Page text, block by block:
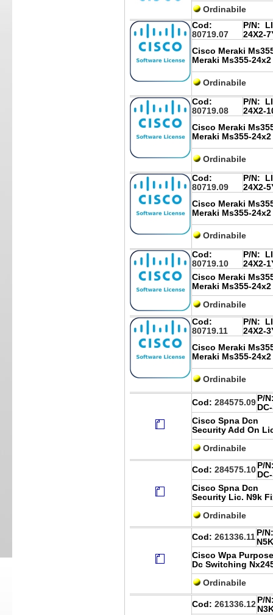
Ordinabile
Cod:
80719.07
P/N:
24X2-
Cisco Meraki
Meraki Ms355-
Ordinabile
Cod:
80719.08
P/N:
24X2-
Cisco Meraki
Meraki Ms355-
Ordinabile
Cod:
80719.09
P/N:
24X2-
Cisco Meraki
Meraki Ms355-
Ordinabile
Cod:
80719.10
P/N:
24X2-
Cisco Meraki
Meraki Ms355-
Ordinabile
Cod:
80719.11
P/N:
24X2-
Cisco Meraki
Meraki Ms355-
Ordinabile
Cod: 284575.09 P/
Cisco Spna Dcn
Security Add On
Ordinabile
Cod: 284575.10 P/
Cisco Spna Dcn
Security Lic. N9k
Ordinabile
Cod: 261336.11 P/N:
Cisco Wpa
Dc Switching
Ordinabile
Cod: 261336.12 P/